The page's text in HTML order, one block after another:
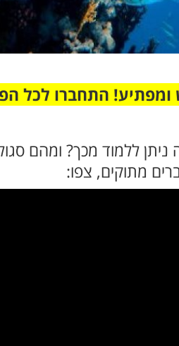
ומפתיע! התחברו לכל
ללמוד מכך? ומהם
מתוקים, צפו: